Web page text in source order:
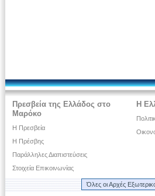
Πρεσβεία της Ελλάδος στο
Μαρόκο
Η Πρεσβεία
Η Πρέσβης
Παράλληλες Διαπιστεύσεις
Στοιχεία Επικοινωνίας
Η
Όλες οι Αρχές